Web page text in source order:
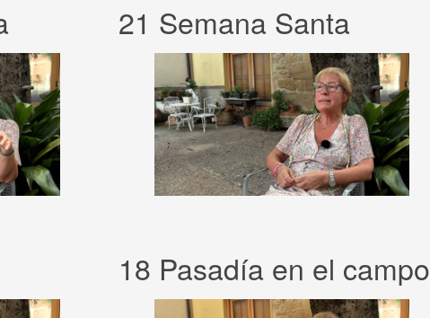
21 Semana Santa
18 Pasadía en el campo